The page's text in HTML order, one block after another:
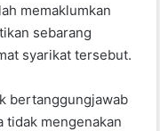
memaklumkan
sebarang
syarikat tersebut.
bertanggungjawab
tidak mengenakan